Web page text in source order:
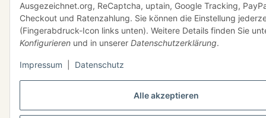
Alle akzeptieren
Ausgezeichnet.org, ReCaptcha, uptain, Google Tracking,
Checkout und Ratenzahlung. Sie können die Einstellung
(Fingerabdruck-Icon links unten). Weitere Details finden Sie
Konfigurieren und in unserer Datenschutzerklärung.
Impressum Datenschutz